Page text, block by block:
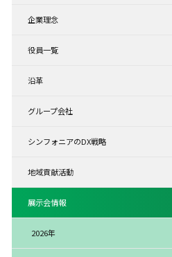
企業理念
役員一覧
沿革
グループ会社
シンフォニアのDX戦略
地域貢献活動
展示会情報
2026年